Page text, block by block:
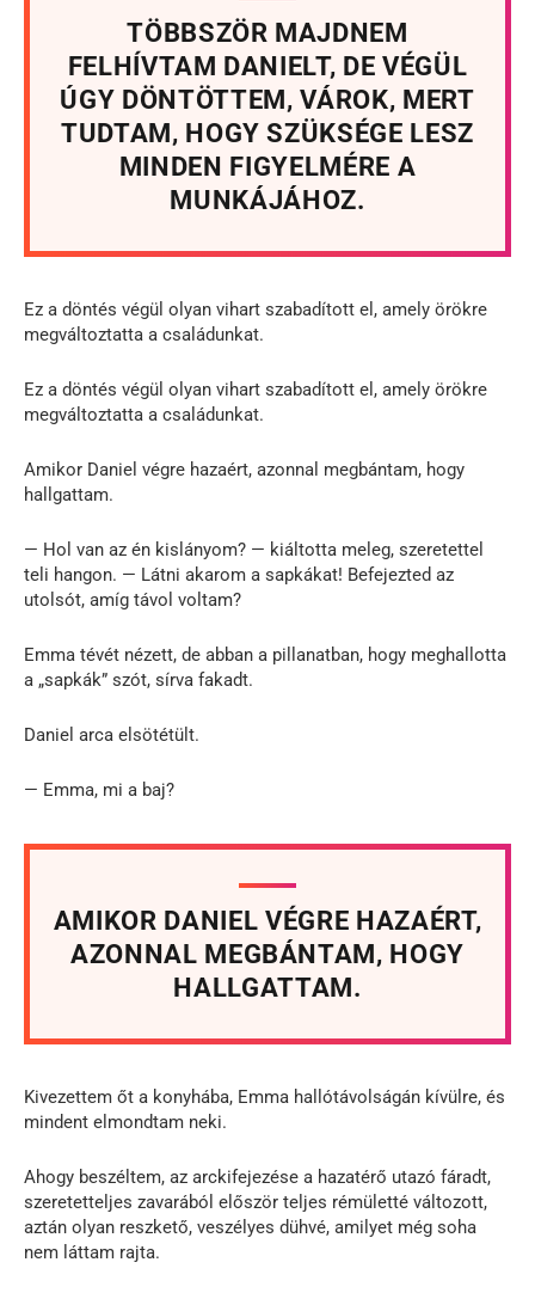
TÖBBSZÖR MAJDNEM
FELHÍVTAM DANIELT, DE VÉGÜL
ÚGY DÖNTÖTTEM, VÁROK, MERT
TUDTAM, HOGY SZÜKSÉGE LESZ
MINDEN FIGYELMÉRE A
MUNKÁJÁHOZ.
Ez a döntés végül olyan vihart szabadított el, amely örökre
megváltoztatta a családunkat.
Ez a döntés végül olyan vihart szabadított el, amely örökre
megváltoztatta a családunkat.
Amikor Daniel végre hazaért, azonnal megbántam, hogy
hallgattam.
— Hol van az én kislányom? — kiáltotta meleg, szeretettel
teli hangon. — Látni akarom a sapkákat! Befejezted az
utolsót, amíg távol voltam?
Emma tévét nézett, de abban a pillanatban, hogy meghallotta
a „sapkák” szót, sírva fakadt.
Daniel arca elsötétült.
— Emma, mi a baj?
AMIKOR DANIEL VÉGRE HAZAÉRT,
AZONNAL MEGBÁNTAM, HOGY
HALLGATTAM.
Kivezettem őt a konyhába, Emma hallótávolságán kívülre, és
mindent elmondtam neki.
Ahogy beszéltem, az arckifejezése a hazatérő utazó fáradt,
szeretetteljes zavarából először teljes rémületté változott,
aztán olyan reszkető, veszélyes dühvé, amilyet még soha
nem láttam rajta.